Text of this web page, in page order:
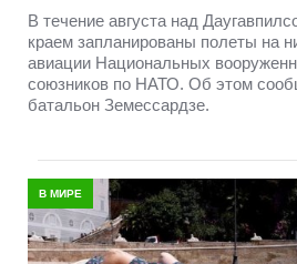
В течение августа над
краем запланированы полеты на
авиации Национальных
союзников по НАТО. Об этом
батальон Земессардзе.
В МИРЕ